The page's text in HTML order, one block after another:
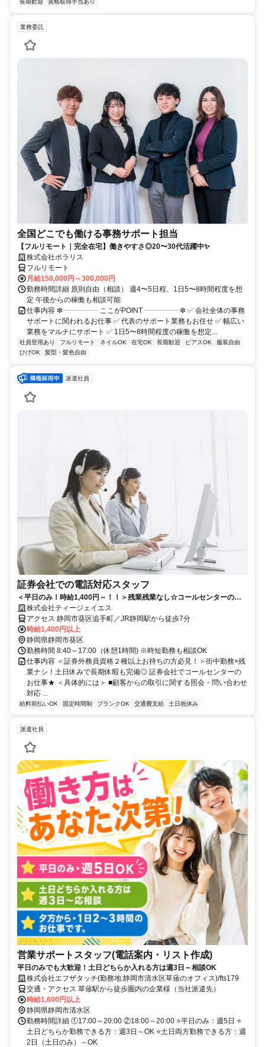
業務委託
全国どこでも働ける事務サポート担当
【フルリモート｜完全在宅】働きやすさ◎20〜30代活躍中✨
株式会社ポラリス
フルリモート
月給150,000円～300,000円
勤務時間詳細 原則自由（相談） 週4〜5日程、1日5〜8時間程度を想
定 午後からの稼働も相談可能
仕事内容 ✼┈┈┈┈┈ ここがPOINT ┈┈┈┈┈✼ ✅ 会社全体の事務
サポートに関われるお仕事 ✅ 代表のサポート業務もお任せ ✅ 幅広い
業務をマルチにサポート ✅ 1日5〜8時間程度の稼働を想定...
社員登用あり フルリモート ネイルOK 在宅OK 長期歓迎 ピアスOK
服装自由
ひげOK
髪型・髪色自由
派遣社員
証券会社での電話対応スタッフ
＜平日のみ！時給1,400円～！！＞残業残業なし☆コールセンターの経
験が活かせる☆20～50代女性活躍中
株式会社ティージェイエス
アクセス 静岡市葵区追手町／JR静岡駅から徒歩7分
時給1,400円以上
静岡県静岡市葵区
勤務時間 8:40～17:00（休憩1時間) ※時短勤務も相談OK
仕事内容 ＜証券外務員資格２種以上お持ちの方必見！＞街中勤務×残
業ナシ！土日休みで長期休暇も完備◎ 証券会社でコールセンターの
お仕事★ ＜具体的には＞ ■顧客からの取引に関する照会・問い合わせ
対応 ...
給料前払いOK 固定時間制 ブランクOK 交通費支給 土日祝休み
派遣社員
営業サポートスタッフ(電話案内・リスト作成)
平日のみでも大歓迎！土日どちらか入れる方は週3日～相談OK
株式会社エフザタッチ(勤務地:静岡市清水区草薙のオフィス)/fts179
交通・アクセス 草薙駅から徒歩圏内の企業様（当社派遣先）
時給1,600円以上
静岡県静岡市清水区
勤務時間詳細 ①17:00～20:00 ②18:00～20:00 ⭐平日のみ：週5日 ⭐
土日どちらか勤務できる方：週3日～OK ⭐土日両方勤務できる方：週
2日（土日のみ）～OK